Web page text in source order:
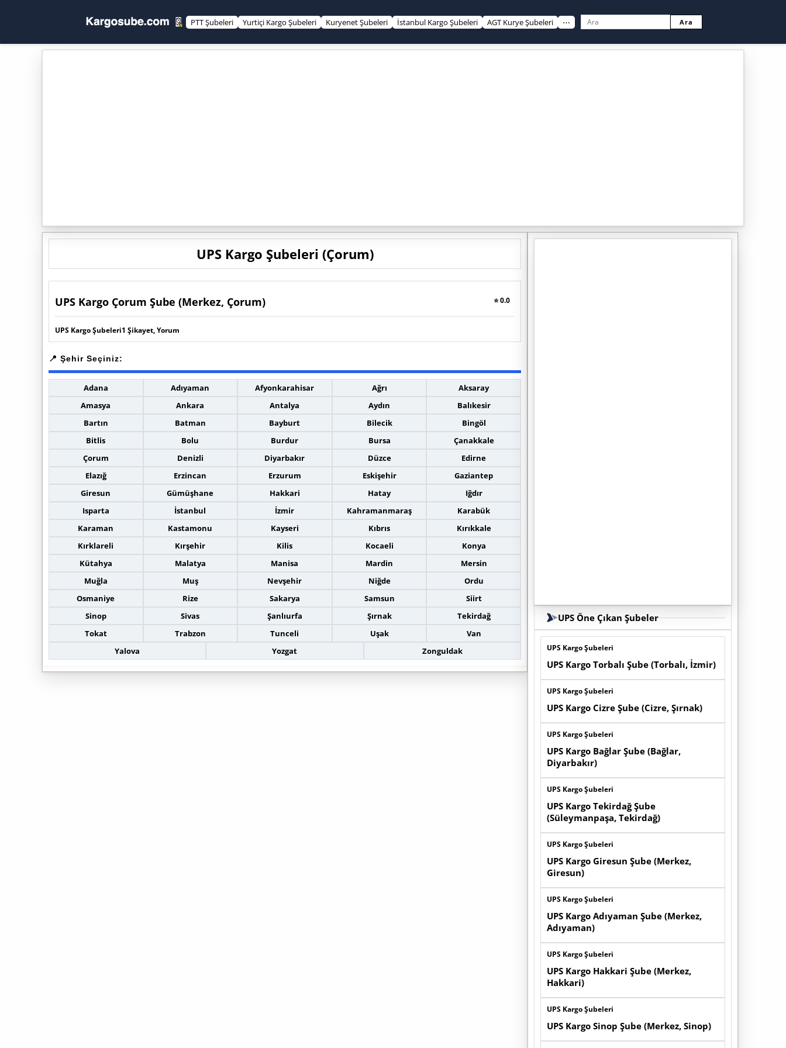
PTT Şubeleri Yurtiçi Kargo Şubeleri Kuryenet Şubeleri İstanbul Kargo Şubeleri AGT Kurye Şubeleri ⋯ Ara
UPS Kargo Şubeleri (Çorum)
UPS Kargo Çorum Şube (Merkez, Çorum) ⭐ 0.0
UPS Kargo Şubeleri1 Şikayet, Yorum
Adana Adıyaman Afyonkarahisar Ağrı
Aksaray
Amasya
Ankara Antalya Aydın
Balıkesir
Bartın
Batman Bayburt Bilecik
Bingöl
Bitlis
Bolu Burdur Bursa
Çanakkale
Çorum
Denizli Diyarbakır Düzce
Edirne
Elazığ
Erzincan Erzurum Eskişehir
Gaziantep
Giresun
Gümüşhane Hakkari Hatay
Iğdır
Isparta
İstanbul İzmir Kahramanmaraş
Karabük
Karaman
Kastamonu Kayseri Kıbrıs
Kırıkkale
Kırklareli
Kırşehir Kilis Kocaeli
Konya
Kütahya
Malatya Manisa Mardin
Mersin
Muğla
Muş Nevşehir Niğde
Ordu
Osmaniye
Rize Sakarya Samsun
Siirt
Sinop
Sivas Şanlıurfa Şırnak
Tekirdağ
Tokat
Trabzon Tunceli Uşak
Van
Yalova
Yozgat Zonguldak
UPS Öne Çıkan Şubeler
UPS Kargo Şubeleri
UPS Kargo Torbalı Şube (Torbalı, İzmir)
UPS Kargo Şubeleri
UPS Kargo Cizre Şube (Cizre, Şırnak)
UPS Kargo Şubeleri
UPS Kargo Bağlar Şube (Bağlar,
Diyarbakır)
UPS Kargo Şubeleri
UPS Kargo Tekirdağ Şube
(Süleymanpaşa, Tekirdağ)
UPS Kargo Şubeleri
UPS Kargo Giresun Şube (Merkez,
Giresun)
UPS Kargo Şubeleri
UPS Kargo Adıyaman Şube (Merkez,
Adıyaman)
UPS Kargo Şubeleri
UPS Kargo Hakkari Şube (Merkez,
Hakkari)
UPS Kargo Şubeleri
UPS Kargo Sinop Şube (Merkez, Sinop)